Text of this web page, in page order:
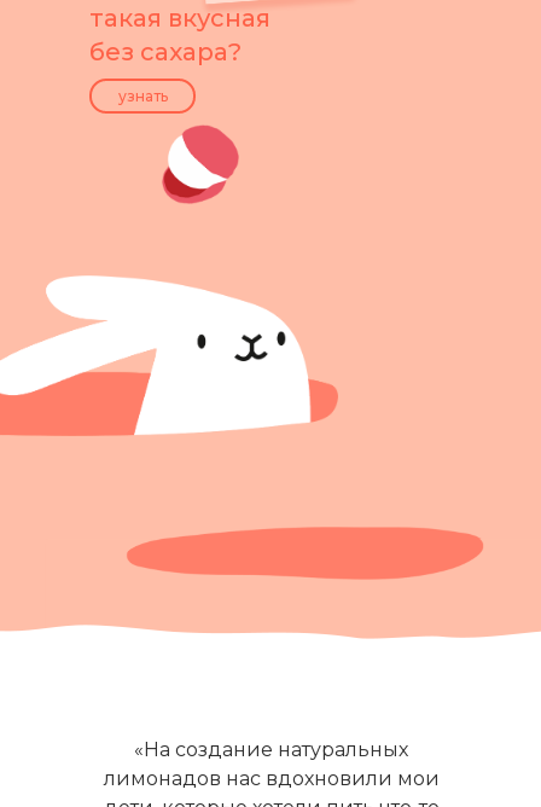
такая вкусная
без сахара?
узнать
«На создание натуральных
лимонадов нас вдохновили мои